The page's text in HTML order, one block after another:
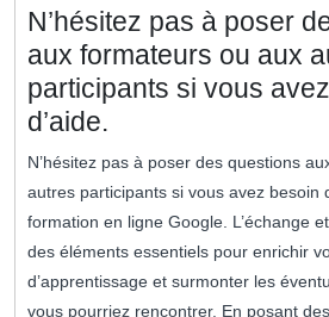
N’hésitez pas à poser
aux formateurs ou aux
participants si vous
d’aide.
N’hésitez pas à poser des questions
autres participants si vous avez besoin
formation en ligne Google. L’échange
des éléments essentiels pour enrichir
d’apprentissage et surmonter les
vous pourriez rencontrer. En posant